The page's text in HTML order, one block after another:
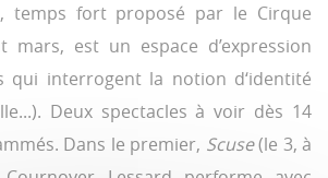
temps fort proposé par le Cirque
mars, est un espace d’expression
qui interrogent la notion d‘identité
Deux spectacles à voir dès 14
Dans le premier, Scuse(le 3, à